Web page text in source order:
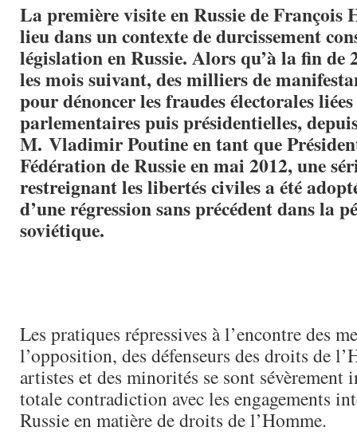
La première visite en Russie de François
lieu dans un contexte de durcissement
législation en Russie. Alors qu’à la fin de
les mois suivant, des milliers de
pour dénoncer les fraudes électorales
parlementaires puis présidentielles,
M. Vladimir Poutine en tant que
Fédération de Russie en mai 2012, une
restreignant les libertés civiles a été
d’une régression sans précédent dans la
soviétique.
Les pratiques répressives à l’encontre des
l’opposition, des défenseurs des droits de
artistes et des minorités se sont sévèrement
totale contradiction avec les engagements
Russie en matière de droits de l’Homme.